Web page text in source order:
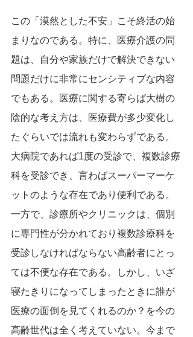
この「漠然とした不安」こそ終活の始
まりなのである。特に、医療介護の問
題は、自分や家族だけで解決できない
問題だけに非常にセンシティブな内容
でもある。医療に関する寄らば大樹の
陰的な考え方は、医療費が多少変化し
たぐらいでは流れも変わらずである。
大病院であれば1度の受診で、複数診療
科を受診でき、言わばスーパーマーケ
ットのような存在であり便利である。
一方で、診療所やクリニックは、個別
に専門性が分かれており複数診療科を
受診しなければならない高齢者にとっ
ては不便な存在である。しかし、いざ
寝たきりになってしまったときに誰が
医療の面倒を見てくれるのか？を今の
高齢世代は全く考えていない。今まで